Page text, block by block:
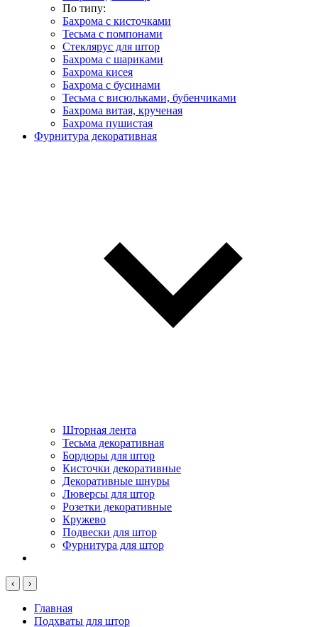
По типу:
Бахрома с кисточками
Тесьма с помпонами
Стеклярус для штор
Бахрома с шариками
Бахрома кисея
Бахрома с бусинами
Тесьма с висюльками, бубенчиками
Бахрома витая, крученая
Бахрома пушистая
Фурнитура декоративная
Шторная лента
Тесьма декоративная
Бордюры для штор
Кисточки декоративные
Декоративные шнуры
Люверсы для штор
Розетки декоративные
Кружево
Подвески для штор
Фурнитура для штор
‹ ›
Главная
Подхваты для штор